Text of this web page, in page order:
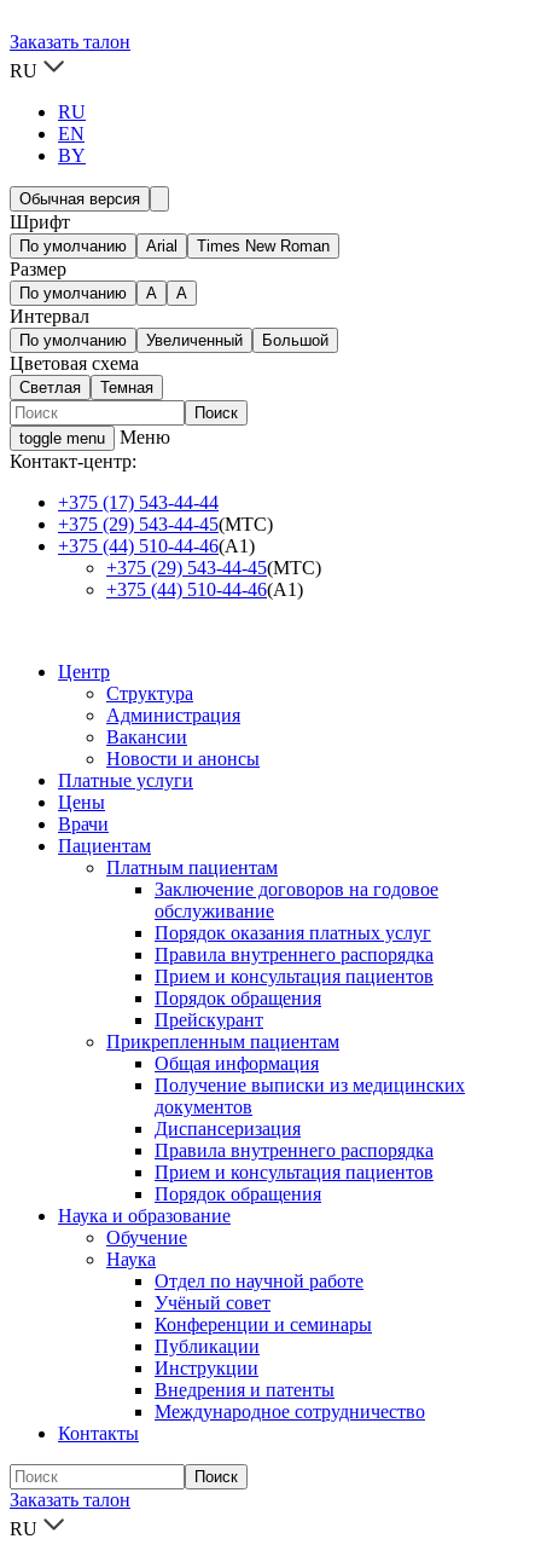
Заказать талон
RU
RU
EN
BY
Обычная версия
Шрифт
По умолчанию Arial Times New Roman
Размер
По умолчанию A A
Интервал
По умолчанию Увеличенный Большой
Цветовая схема
Светлая Темная
toggle menu
Меню
Контакт-центр:
+375 (17) 543-44-44
+375 (29) 543-44-45(МТС)
+375 (44) 510-44-46(А1)
+375 (29) 543-44-45(МТС)
+375 (44) 510-44-46(А1)
Центр
Структура
Администрация
Вакансии
Новости и анонсы
Платные услуги
Цены
Врачи
Пациентам
Платным пациентам
Заключение договоров на годовое
обслуживание
Порядок оказания платных услуг
Правила внутреннего распорядка
Прием и консультация пациентов
Порядок обращения
Прейскурант
Прикрепленным пациентам
Общая информация
Получение выписки из медицинских
документов
Диспансеризация
Правила внутреннего распорядка
Прием и консультация пациентов
Порядок обращения
Наука и образование
Обучение
Наука
Отдел по научной работе
Учёный совет
Конференции и семинары
Публикации
Инструкции
Внедрения и патенты
Международное сотрудничество
Контакты
Заказать талон
RU